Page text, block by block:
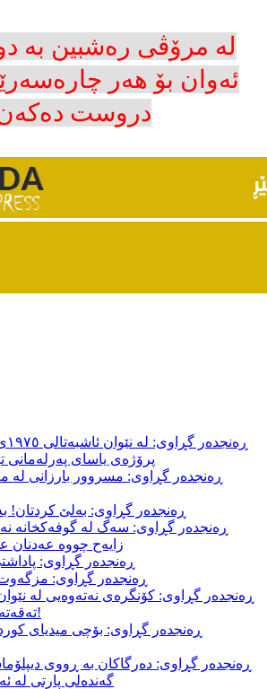
لە مرۆڤی رەشبین بە
ئەوان بۆ هەر
دروست
پرۆژەی یاسای پەرلەمانی
ڕەنجدەر گڕاوی: مسروور بارزانی لە
ڕەنجدەر گڕاوی: بەلێ کردتان!
ڕەنجدەر گڕاوی: سەگ لە گوفەکخانە
زایەح چووە عەدنان
ڕەنجدەر گڕاوی:
ڕەنجدەر گڕاوی:
ڕەنجدەر گڕاوی: کۆنگرەی نەتەوەیی لە
تەقەتەقی لۆری بیرەدا!
ڕەنجدەر گڕاوی: بۆچی میدیای
ڕەنجدەر گڕاوی: دەرگاکان بە ڕووی
گەندەلی پارتی لە